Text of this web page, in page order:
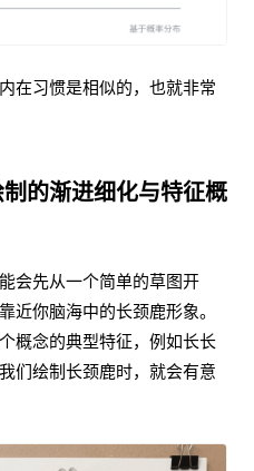
在习惯是相似的，也就非常
的渐进细化与特征概
会先从一个简单的草图开
近你脑海中的长颈鹿形象。
概念的典型特征，例如长长
们绘制长颈鹿时，就会有意